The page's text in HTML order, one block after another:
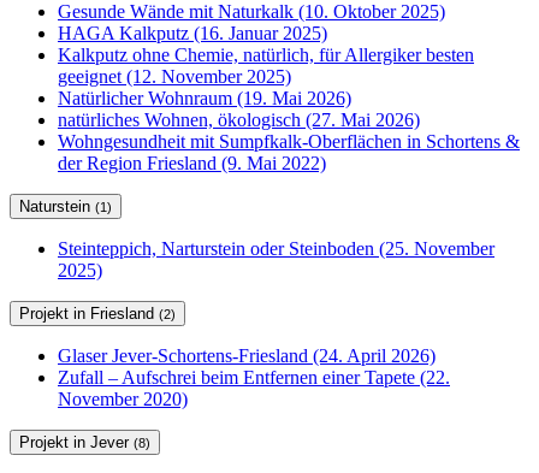
Gesunde Wände mit Naturkalk (10. Oktober 2025)
HAGA Kalkputz (16. Januar 2025)
Kalkputz ohne Chemie, natürlich, für Allergiker besten
geeignet (12. November 2025)
Natürlicher Wohnraum (19. Mai 2026)
natürliches Wohnen, ökologisch (27. Mai 2026)
Wohngesundheit mit Sumpfkalk-Oberflächen in Schortens &
der Region Friesland (9. Mai 2022)
Naturstein (1)
Steinteppich, Narturstein oder Steinboden (25. November
2025)
Projekt in Friesland (2)
Glaser Jever-Schortens-Friesland (24. April 2026)
Zufall – Aufschrei beim Entfernen einer Tapete (22.
November 2020)
Projekt in Jever (8)